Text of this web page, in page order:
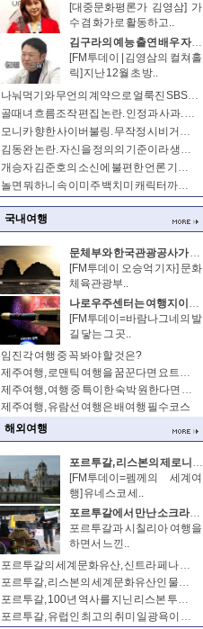
[대중문화평론가 김영삼] 가
수 겸 화가로 활동하고..
김구라의 예능 출연 배우 자세 비판. 건강한 지적이다
[FM투데이 | 김영삼의 컬쳐홀
릭] 지난 12월 초 방..
나눠먹기와 무언의 계약으로 얼룩진 SBS연예대상?
골때녀 흐름조작 편집 논란. 인정과 사과. 대중도 받아들여야
모니카 향한 사이버불링. 무작정 시비거는 자신을 경멸하라
김동완 논란. 자신을 정의의 기준이라 생각한 걸까?
개승자 김준호의 소신에 불편한 언론 기자. 시청자의 볼 권리까지 간섭하나
놀면 뭐하니 속 이미주 백치미 캐릭터까지 불편하다는 님들
국내여행
문체부와 한국관광공사가 추천하는 테마 여행 상품은
[FM투데이 오승억 기자] 문화
체육관광부..
나로우주센터는 여행지이며 체험지로 좋은 곳
[FM투데이=바람나그네의 발
길 닿는 그 곳..
임진각 여행 중 꼭 봐야 할 것은?
제주여행, 로맨틱 여행을 꿈꾼다면 요트여행을!
제주여행, 여행 중 특이한 숙박 원한다면 선상호텔을 이용하자
제주여행, 유람선 여행은 배여행 필수코스
해외여행
포르투갈, 리스본의 제로니무스 수도원
[FM투데이=펨께의 세계여
행] 유네스코 세..
포르투갈에서 만난 소크라테스, 그는 반세계화 운동가였다
포르투갈과 시칠리아 여행을
하면서 느낀..
포르투갈의 세계문화유산, 신트라 페나 궁전
포르투갈, 리스본의 세계문화유산인 물속에 세워진 벨렘 탑
포르투갈, 100년 역사를 지닌 리스본 투우 경기장
포르투갈, 유럽인 최고의 취미 일광욕이 증명된 포르투갈